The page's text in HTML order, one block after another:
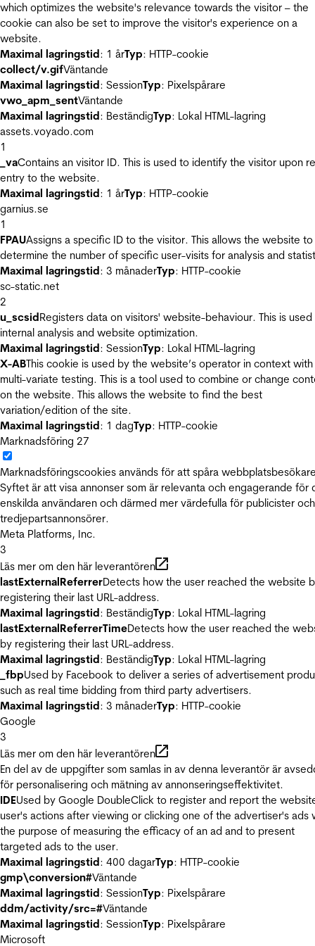
which optimizes the website's relevance towards the visitor – the
cookie can also be set to improve the visitor's experience on a
website.
Maximal lagringstid: 1 årTyp: HTTP-cookie
collect/v.gifVäntande
Maximal lagringstid: SessionTyp: Pixelspårare
vwo_apm_sentVäntande
Maximal lagringstid: BeständigTyp: Lokal HTML-lagring
assets.voyado.com
1
_vaContains an visitor ID. This is used to identify the visitor upon
entry to the website.
Maximal lagringstid: 1 årTyp: HTTP-cookie
garnius.se
1
FPAUAssigns a specific ID to the visitor. This allows the website to
determine the number of specific user-visits for analysis and
Maximal lagringstid: 3 månaderTyp: HTTP-cookie
sc-static.net
2
u_scsidRegisters data on visitors' website-behaviour. This is
internal analysis and website optimization.
Maximal lagringstid: SessionTyp: Lokal HTML-lagring
X-ABThis cookie is used by the website’s operator in context with
multi-variate testing. This is a tool used to combine or change
on the website. This allows the website to find the best
variation/edition of the site.
Maximal lagringstid: 1 dagTyp: HTTP-cookie
Marknadsföring 27
Marknadsföringscookies används för att spåra
Syftet är att visa annonser som är relevanta och engagerande för
enskilda användaren och därmed mer värdefulla för publicister och
tredjepartsannonsörer.
Meta Platforms, Inc.
3
Läs mer om den här leverantören
lastExternalReferrerDetects how the user reached the website
registering their last URL-address.
Maximal lagringstid: BeständigTyp: Lokal HTML-lagring
lastExternalReferrerTimeDetects how the user reached the
by registering their last URL-address.
Maximal lagringstid: BeständigTyp: Lokal HTML-lagring
_fbpUsed by Facebook to deliver a series of advertisement
such as real time bidding from third party advertisers.
Maximal lagringstid: 3 månaderTyp: HTTP-cookie
Google
3
Läs mer om den här leverantören
En del av de uppgifter som samlas in av denna leverantör är
för personalisering och mätning av annonseringseffektivitet.
IDEUsed by Google DoubleClick to register and report the
user's actions after viewing or clicking one of the advertiser's ads
the purpose of measuring the efficacy of an ad and to present
targeted ads to the user.
Maximal lagringstid: 400 dagarTyp: HTTP-cookie
gmp\conversion#Väntande
Maximal lagringstid: SessionTyp: Pixelspårare
ddm/activity/src=#Väntande
Maximal lagringstid: SessionTyp: Pixelspårare
Microsoft